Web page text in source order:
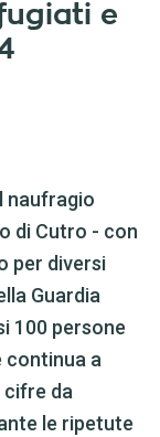
e
naufragio
di Cutro - con
per diversi
Guardia
100 persone
continua a
cifre da
le ripetute